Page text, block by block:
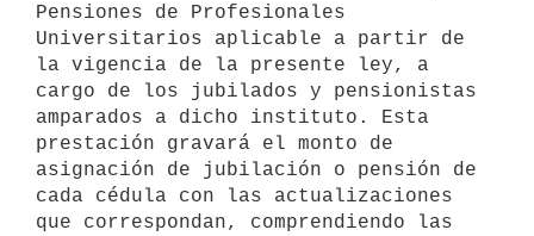
Pensiones de Profesionales
Universitarios aplicable a partir de
la vigencia de la presente ley, a
cargo de los jubilados y pensionistas
amparados a dicho instituto. Esta
prestación gravará el monto de
asignación de jubilación o pensión de
cada cédula con las actualizaciones
que correspondan, comprendiendo las